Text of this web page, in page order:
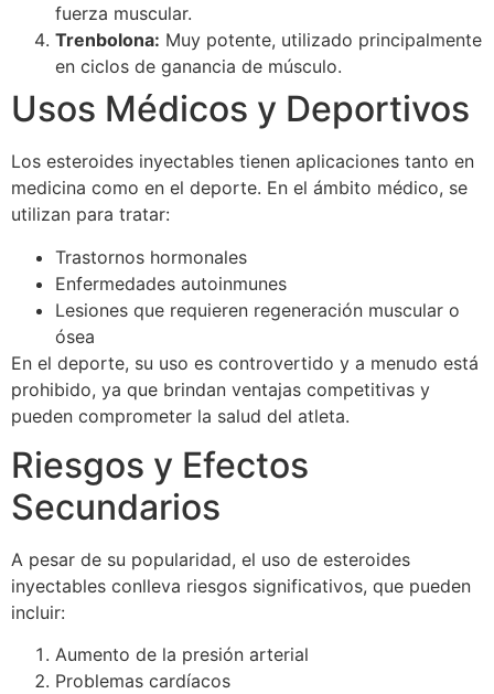
fuerza muscular.
Trenbolona: Muy potente, utilizado principalmente
en ciclos de ganancia de músculo.
Usos Médicos y Deportivos
Los esteroides inyectables tienen aplicaciones tanto en
medicina como en el deporte. En el ámbito médico, se
utilizan para tratar:
Trastornos hormonales
Enfermedades autoinmunes
Lesiones que requieren regeneración muscular o
ósea
En el deporte, su uso es controvertido y a menudo está
prohibido, ya que brindan ventajas competitivas y
pueden comprometer la salud del atleta.
Riesgos y Efectos
Secundarios
A pesar de su popularidad, el uso de esteroides
inyectables conlleva riesgos significativos, que pueden
incluir:
Aumento de la presión arterial
Problemas cardíacos